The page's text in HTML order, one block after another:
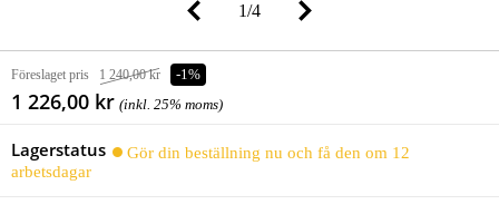
1/4
Föreslaget pris 1 240,00 kr -1%
1 226,00 kr (inkl. 25% moms)
Lagerstatus
Gör din beställning nu och få den om 12
arbetsdagar